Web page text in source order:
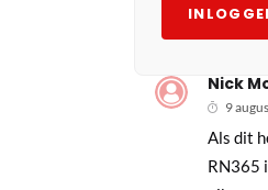
Nick
9
Als dit
RN365